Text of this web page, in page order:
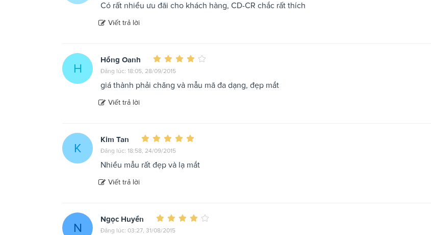
Có rất nhiều ưu đãi cho khách hàng, CD-CR chắc rất thích
Viết trả lời
H
Hồng Oanh
Đăng lúc: 18:05, 28/09/2015
giá thành phải chăng và mẫu mã đa dạng, đẹp mắt
Viết trả lời
K
Kim Tan
Đăng lúc: 18:58, 24/09/2015
Nhiều mẫu rất đẹp và lạ mắt
Viết trả lời
N
Ngọc Huyền
Đăng lúc: 03:27, 31/08/2015